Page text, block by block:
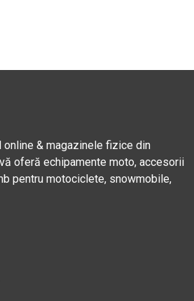
online & magazinele fizice din
oferă echipamente moto, accesorii
pentru motociclete, snowmobile,